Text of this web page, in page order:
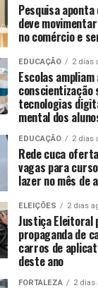
Pesquisa aponta
deve
no comércio e
EDUCAÇÃO 2 dias
Escolas ampliam
conscientização
tecnologias
mental dos
EDUCAÇÃO 2 dias
Rede cuca
vagas para
lazer no mês de
ELEIÇÕES 2 dias
Justiça Eleitoral
propaganda de
carros de
deste ano
FORTALEZA 2 dias